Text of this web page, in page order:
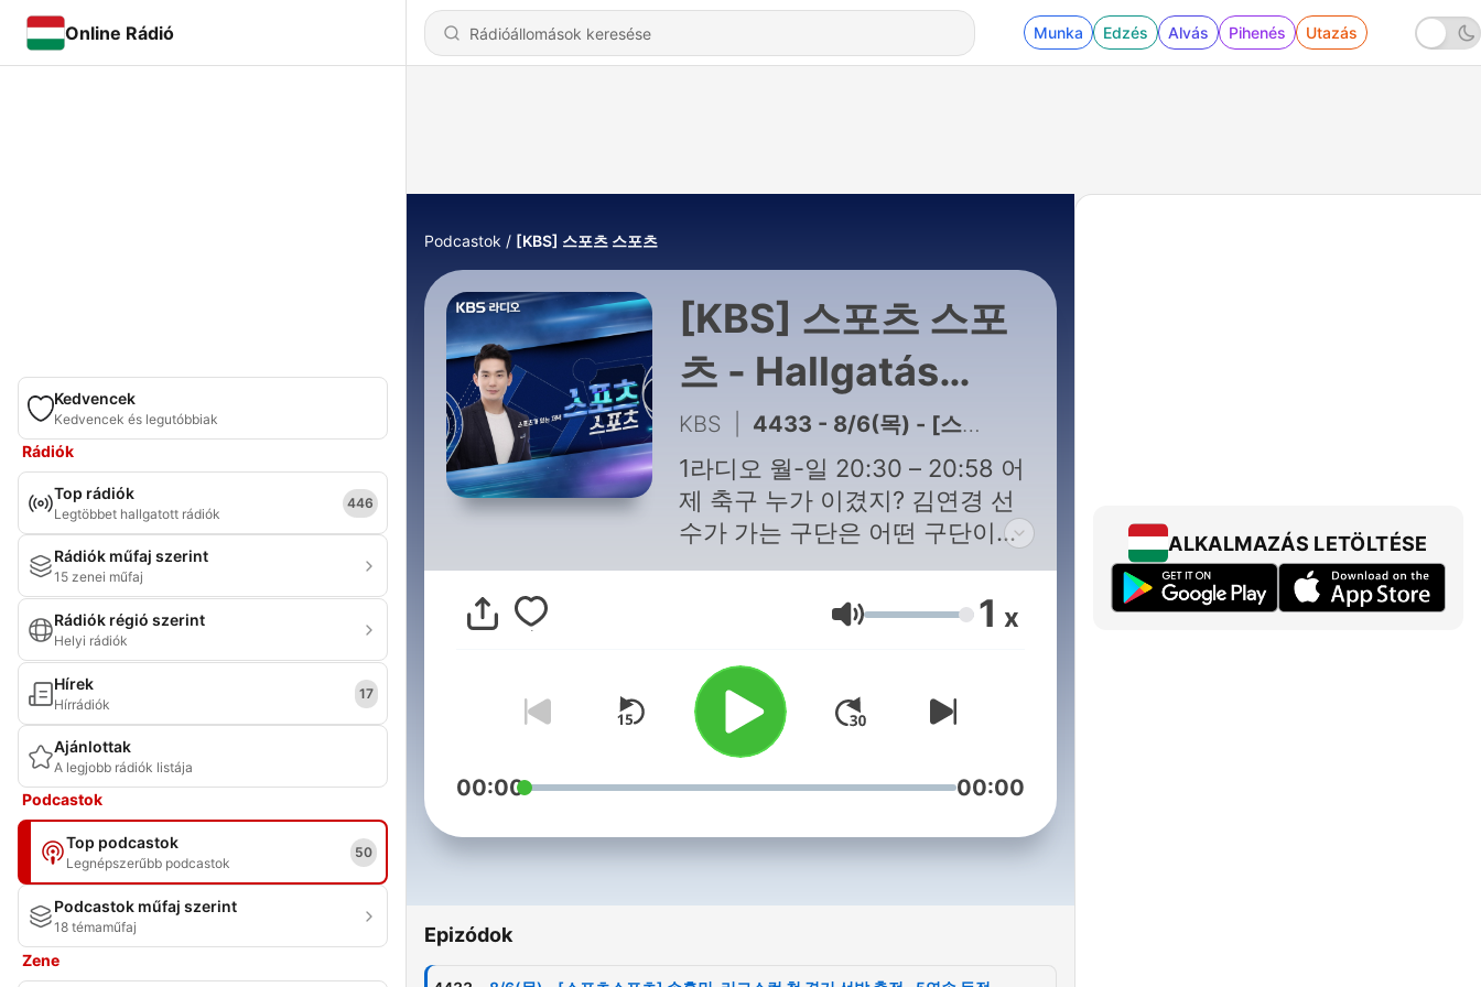
Online Rádió Munka Edzés Alvás Pihenés Utazás
Kedvencek
Kedvencek és legutóbbiak
Rádiók
Top rádiók
Legtöbbet hallgatott rádiók
446
Rádiók műfaj szerint
15 zenei műfaj
Rádiók régió szerint
Helyi rádiók
Hírek
Hírrádiók
17
Ajánlottak
A legjobb rádiók listája
Podcastok
Top podcastok
Legnépszerűbb podcastok
50
Podcastok műfaj szerint
18 témaműfaj
Zene
Podcastok [KBS] 스포츠 스포츠
[KBS] 스포츠 스포
츠 - Hallgatás
Online
KBS 4433 - 8/6(목) - [스포츠스포츠] 손흥민, 리그스컵 첫 경기 선발 출전.. 5연속 득점 도전
1라디오 월-일 20:30 – 20:58 어
제 축구 누가 이겼지? 김연경 선
수가 가는 구단은 어떤 구단이지?
모든 소식 스포츠 스포츠가 다 모
아서 들려드립니다. 매일 당신과
함께하는 스포츠 매거진! <스포
츠 스포츠>
Hangerő 1 x
00:00 00:00
Epizódok
ALKALMAZÁS LETÖLTÉSE